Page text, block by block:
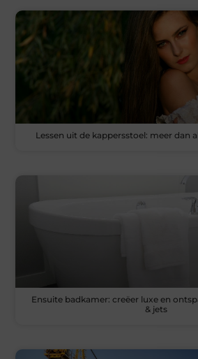
Lessen uit de kappersstoel: meer dan
Ensuite badkamer: creëer luxe en
& jets